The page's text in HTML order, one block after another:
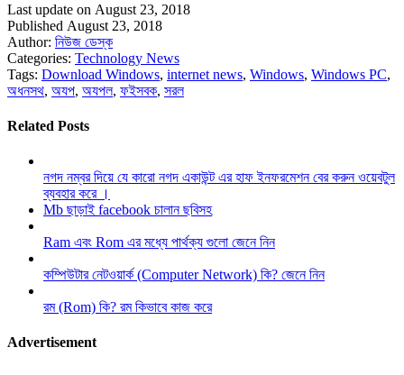
Last update on August 23, 2018
Published August 23, 2018
Author: নিউজ ডেস্ক
Categories: Technology News
Tags: Download Windows, internet news, Windows, Windows PC,
অধনসথ, অযপ, অযপল, ফইসবক, সরল
Related Posts
নগদ নম্বর দিয়ে যে কারো নগদ একাউন্ট এর হাফ ইনফরমেশন বের করুন ওয়েবটুল
ব্যবহার করে ।
Mb ছাড়াই facebook চালান ছবিসহ
Ram এবং Rom এর মধ্যে পার্থক্য গুলো জেনে নিন
কম্পিউটার নেটওয়ার্ক (Computer Network) কি? জেনে নিন
রম (Rom) কি? রম কিভাবে কাজ করে
Advertisement